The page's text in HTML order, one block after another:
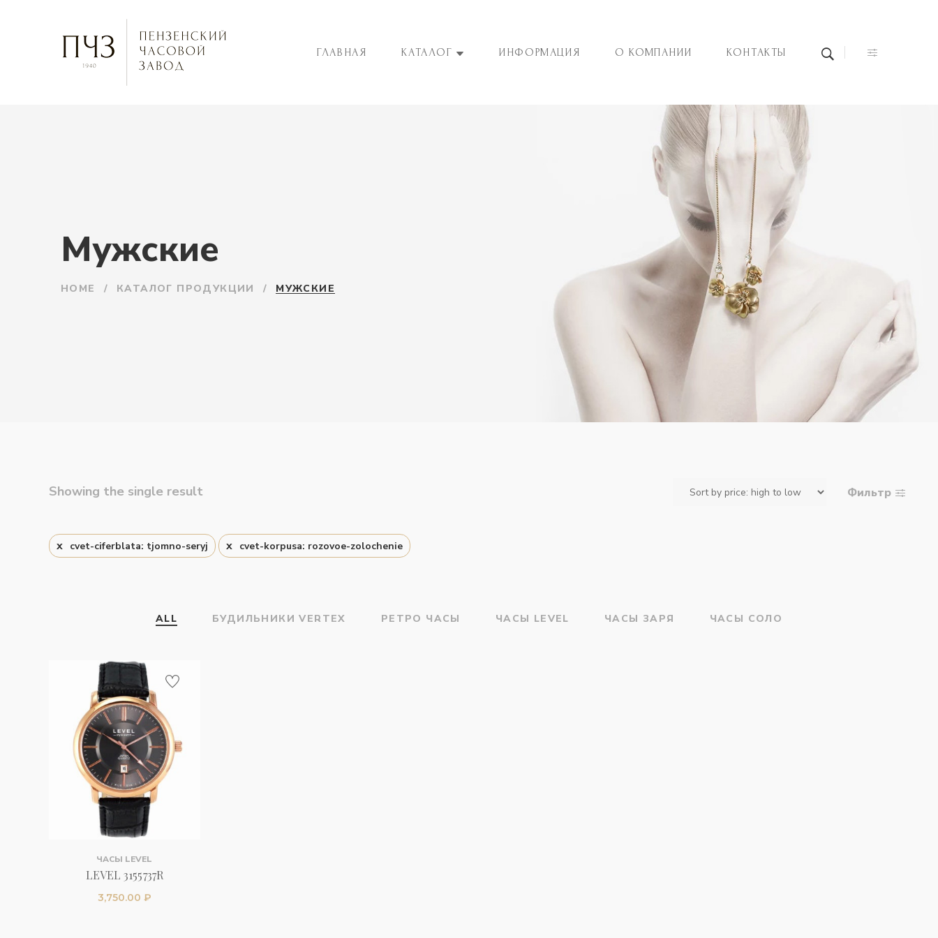
ГЛАВНАЯ КАТАЛОГ ИНФОРМАЦИЯ О КОМПАНИИ КОНТАКТЫ
Мужские
HOME / КАТАЛОГ ПРОДУКЦИИ / МУЖСКИЕ
Showing the single result Фильтр
cvet-ciferblata: tjomno-seryj cvet-korpusa: rozovoe-zolochenie
ALL БУДИЛЬНИКИ VERTEX РЕТРО ЧАСЫ ЧАСЫ LEVEL ЧАСЫ ЗАРЯ ЧАСЫ СОЛО
ЧАСЫ LEVEL
LEVEL 3155737R
3,750.00 ₽